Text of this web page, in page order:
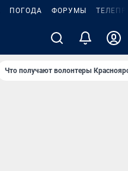
ПОГОДА ФОРУМЫ
Что получают волонтеры